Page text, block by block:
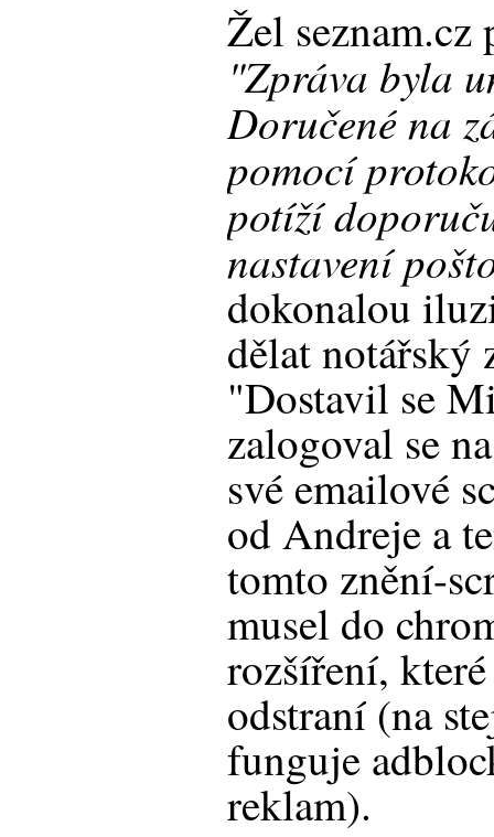
Žel seznam.cz
"Zpráva byla
Doručené na
pomocí
potíží
nastavení
dokonalou
dělat notářský
"Dostavil se
zalogoval se
své emailové
od Andreje a
tomto znění-
musel do
rozšíření,
odstraní (na
funguje
reklam).